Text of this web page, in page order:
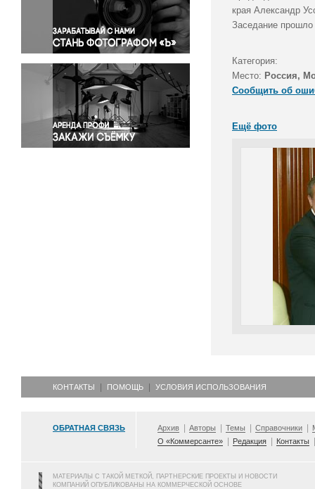
Правосудие
Происшествия и конфликты
Религия
Светская жизнь
Спорт
Экология
Экономика и бизнес
края Александр
Заседание
Категория:
Место: Россия,
Сообщить об
Ещё фото
КОНТАКТЫ ПОМОЩЬ УСЛОВИЯ ИСПОЛЬЗОВАНИЯ
ОБРАТНАЯ СВЯЗЬ Архив Авторы Темы Справочники
О «Коммерсанте»
Редакция Контакты
МАТЕРИАЛЫ С ТАКОЙ МЕТКОЙ, ПАРТНЕРСКИЕ ПРОЕКТЫ И НОВОСТИ
КОМПАНИЙ ОПУБЛИКОВАНЫ НА КОММЕРЧЕСКОЙ ОСНОВЕ